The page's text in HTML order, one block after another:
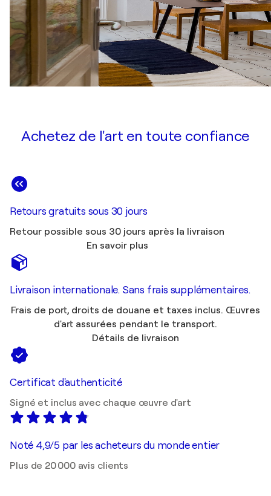
Achetez de l'art en toute confiance
Retours gratuits sous 30 jours
Retour possible sous 30 jours après la livraison
En savoir plus
Livraison internationale. Sans frais supplémentaires.
Frais de port, droits de douane et taxes inclus. Œuvres
d'art assurées pendant le transport.
Détails de livraison
Certificat d'authenticité
Signé et inclus avec chaque œuvre d'art
Noté 4,9/5 par les acheteurs du monde entier
Plus de 20 000 avis clients